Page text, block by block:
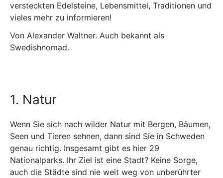
versteckten Edelsteine, Lebensmittel, Traditionen und
vieles mehr zu informieren!
Von Alexander Waltner. Auch bekannt als
Swedishnomad.
1. Natur
Wenn Sie sich nach wilder Natur mit Bergen, Bäumen,
Seen und Tieren sehnen, dann sind Sie in Schweden
genau richtig. Insgesamt gibt es hier 29
Nationalparks. Ihr Ziel ist eine Stadt? Keine Sorge,
auch die Städte sind nie weit weg von unberührter